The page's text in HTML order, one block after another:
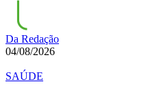
Da Redação
04/08/2026
SAÚDE